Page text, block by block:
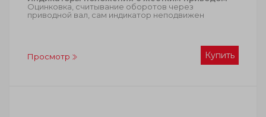
Оцинковка, считывание оборотов через
приводной вал, сам индикатор неподвижен
Просмотр Купить